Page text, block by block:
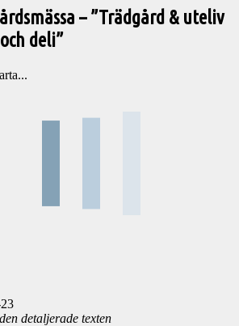
– ”Trädgård & uteliv
deli”
detaljerade texten